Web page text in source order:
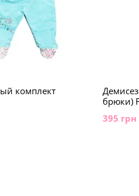
комплект
брюки)
395 грн